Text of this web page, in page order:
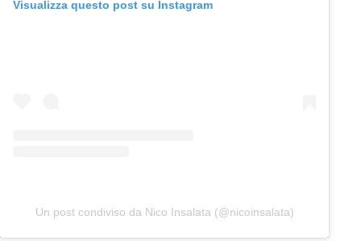
Visualizza questo post su Instagram
Un post condiviso da Nico Insalata (@nicoinsalata)